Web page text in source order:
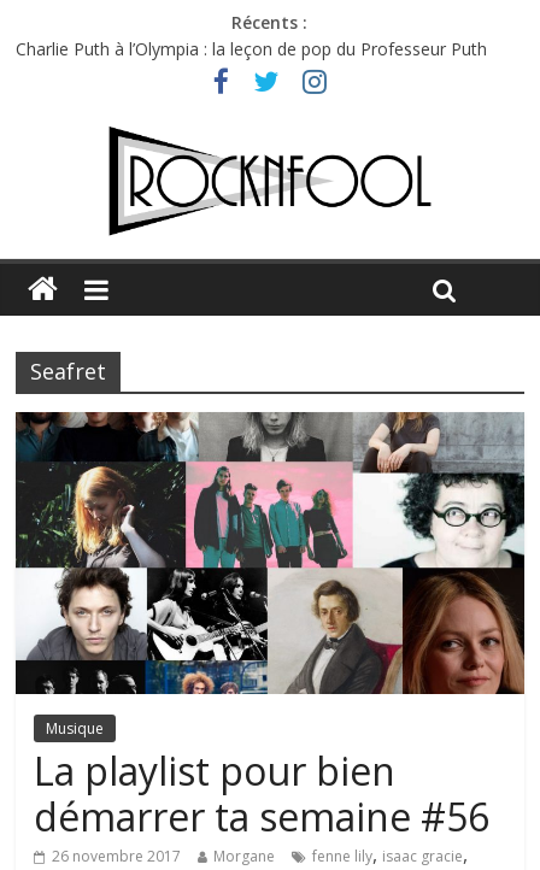
Récents :
Charlie Puth à l’Olympia : la leçon de pop du Professeur Puth
Festival Triptyque : un nouveau festival de musique indépendant
Hellfest 2026 vendredi : température et émotions en hausse
Hellfest 2026 jeudi : impossible de choisir entre chaleur et bonne
Première édition du Midgard Festival : entre bière, métal et
Seafret
Musique
La playlist pour bien
démarrer ta semaine #56
26 novembre 2017 Morgane fenne lily, isaac gracie,